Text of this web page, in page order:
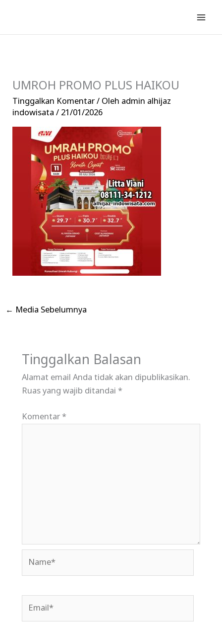
konten
UMROH PROMO PLUS HAIKOU
Tinggalkan Komentar/ Oleh admin alhijaz
indowisata/ 21/01/2026
← Media Sebelumnya
Tinggalkan Balasan
Alamat email Anda tidak akan dipublikasikan.
Ruas yang wajib ditandai *
Komentar*